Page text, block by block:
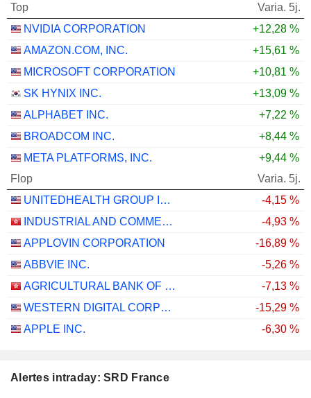
Top
Varia. 5j.
NVIDIA CORPORATION
+12,28 %
AMAZON.COM, INC.
+15,61 %
MICROSOFT CORPORATION
+10,81 %
SK HYNIX INC.
+13,09 %
ALPHABET INC.
+7,22 %
BROADCOM INC.
+8,44 %
META PLATFORMS, INC.
+9,44 %
Flop
Varia. 5j.
UNITEDHEALTH GROUP INC.
-4,15 %
INDUSTRIAL AND COMMERCIAL BANK OF CHINA LIMITED
-4,93 %
APPLOVIN CORPORATION
-16,89 %
ABBVIE INC.
-5,26 %
AGRICULTURAL BANK OF CHINA LIMITED
-7,13 %
WESTERN DIGITAL CORPORATION
-15,29 %
APPLE INC.
-6,30 %
Alertes intraday: SRD France